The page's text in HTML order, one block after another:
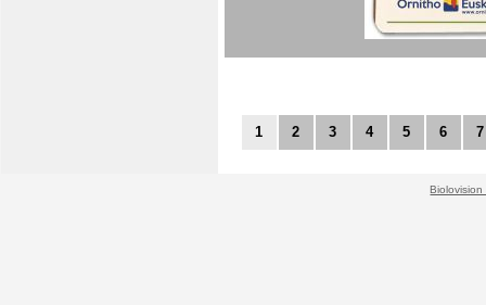
1 2 3 4 5 6 7
Biolovision